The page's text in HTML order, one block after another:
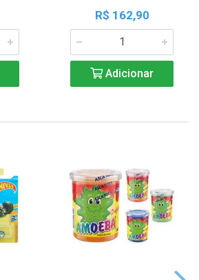
R$ 162,90
Adicionar